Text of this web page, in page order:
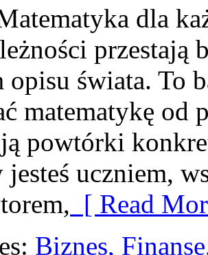
dla
przestają
opisu świata. To
matematykę od
powtórki
jesteś uczniem,
[ Read
Biznes,